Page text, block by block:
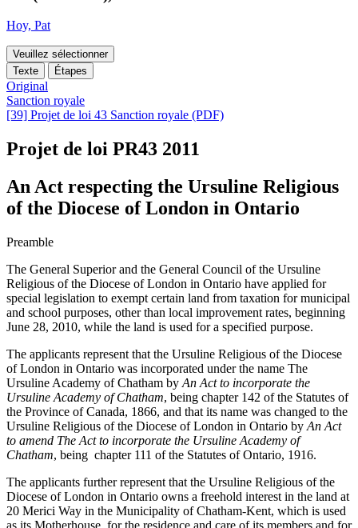
Hoy, Pat
Veuillez sélectionner
Texte
Étapes
Original
Sanction royale
[39] Projet de loi 43 Sanction royale (PDF)
Projet de loi PR43 2011
An Act respecting the Ursuline Religious
of the Diocese of London in Ontario
Preamble
The General Superior and the General Council of the Ursuline
Religious of the Diocese of London in Ontario have applied for
special legislation to exempt certain land from taxation for municipal
and school purposes, other than local improvement rates, beginning
June 28, 2010, while the land is used for a specified purpose.
The applicants represent that the Ursuline Religious of the Diocese
of London in Ontario was incorporated under the name The
Ursuline Academy of Chatham by An Act to incorporate the
Ursuline Academy of Chatham, being chapter 142 of the Statutes of
the Province of Canada, 1866, and that its name was changed to the
Ursuline Religious of the Diocese of London in Ontario by An Act
to amend The Act to incorporate the Ursuline Academy of
Chatham, being chapter 111 of the Statutes of Ontario, 1916.
The applicants further represent that the Ursuline Religious of the
Diocese of London in Ontario owns a freehold interest in the land at
20 Merici Way in the Municipality of Chatham-Kent, which is used
as its Motherhouse, for the residence and care of its members and for